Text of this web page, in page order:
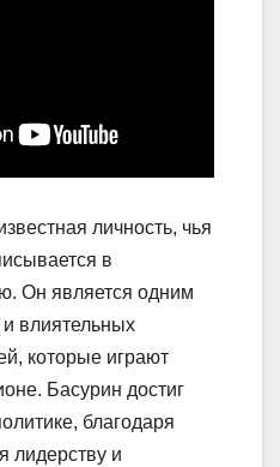
личность, чья
в
Он является одним
влиятельных
которые играют
Басурин достиг
благодаря
лидерству и